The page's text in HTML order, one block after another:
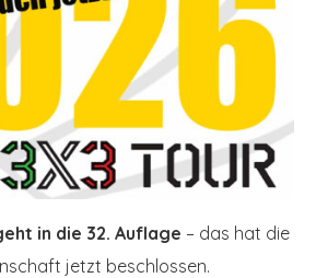
in die 32. Auflage – das hat die
jetzt beschlossen.